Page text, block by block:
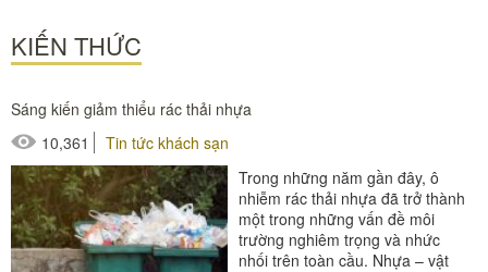
KIẾN THỨC
Sáng kiến giảm thiểu rác thải nhựa
10,361
Tin tức khách sạn
Trong những năm gần đây, ô
nhiễm rác thải nhựa đã trở thành
một trong những vấn đề môi
trường nghiêm trọng và nhức
nhối trên toàn cầu. Nhựa – vật